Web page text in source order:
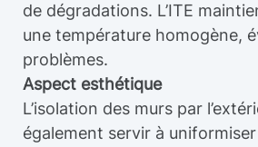
de dégradations. L’ITE
une température homogène,
problèmes.
Aspect esthétique
L’isolation des murs par
également servir à